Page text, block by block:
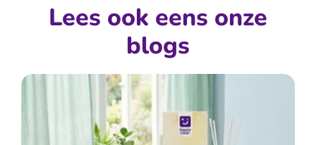
Lees ook eens onze
blogs